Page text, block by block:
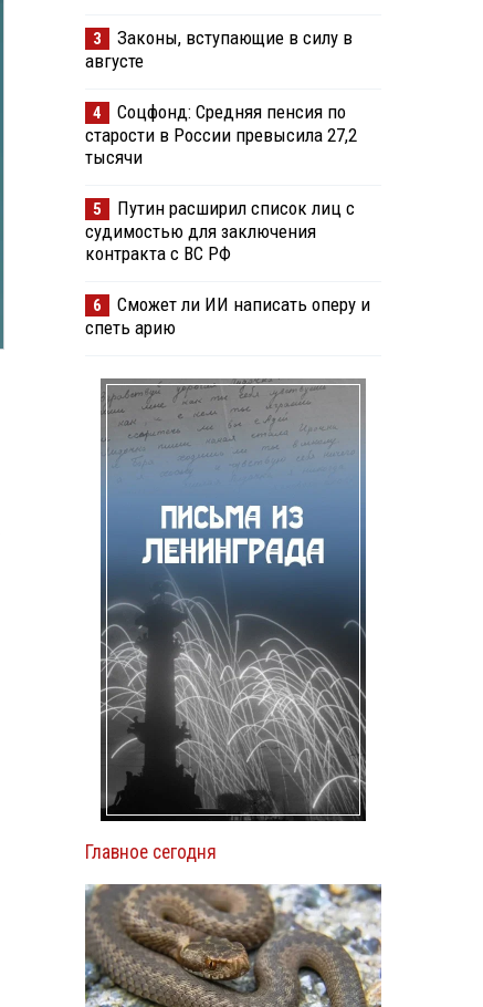
3
Законы, вступающие в силу в
августе
4
Соцфонд: Средняя пенсия по
старости в России превысила 27,2
тысячи
5
Путин расширил список лиц с
судимостью для заключения
контракта с ВС РФ
6
Сможет ли ИИ написать оперу и
спеть арию
Главное сегодня